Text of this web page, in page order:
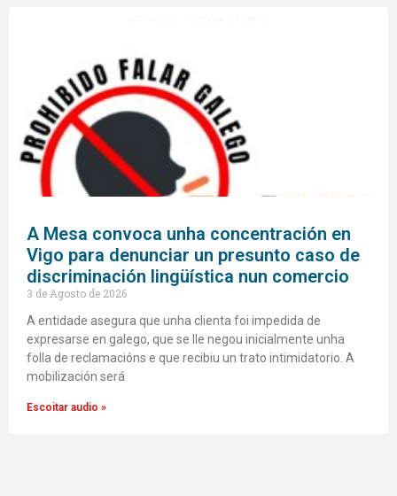
A Mesa convoca unha concentración en
Vigo para denunciar un presunto caso de
discriminación lingüística nun comercio
3 de Agosto de 2026
A entidade asegura que unha clienta foi impedida de
expresarse en galego, que se lle negou inicialmente unha
folla de reclamacións e que recibiu un trato intimidatorio. A
mobilización será
Escoitar audio »